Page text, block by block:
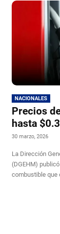
NACIONALES
Precios
hasta
30 marzo, 2026
La Dirección
(DGEHM)
combustible que